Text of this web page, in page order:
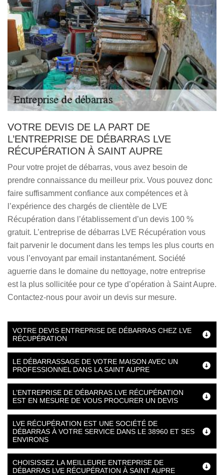
VOTRE DEVIS DE LA PART DE
L’ENTREPRISE DE DÉBARRAS LVE
RÉCUPÉRATION À SAINT AUPRE
Pour votre projet de débarras, vous avez besoin de
prendre connaissance du meilleur prix. Vous pouvez donc
faire suffisamment confiance aux compétences et à
l’expérience des chargés de clientèle de LVE
Récupération dans l’établissement d’un devis 100 %
gratuit. L’entreprise de débarras LVE Récupération vous
fait parvenir le document dans les temps les plus courts en
vous l’envoyant par email instantanément. Société
aguerrie dans le domaine du nettoyage, notre entreprise
est la plus sollicitée pour ce type d’opération à Saint Aupre.
Contactez-nous pour avoir un devis sur mesure.
VOTRE DEVIS ENTREPRISE DE DÉBARRAS CHEZ LVE
RÉCUPÉRATION
LE DÉBARRASSAGE DE VOTRE MAISON AVEC UN
PROFESSIONNEL DANS LA SAINT AUPRE
L’ENTREPRISE DE DÉBARRAS LVE RÉCUPÉRATION
EST EN MESURE DE VOUS PROCURER UN DEVIS
LVE RÉCUPÉRATION EST UNE SOCIÉTÉ DE
DÉBARRAS À VOTRE SERVICE DANS LE 38960 ET SES
ENVIRONS
CHOISISSEZ LA MEILLEURE ENTREPRISE DE
DÉBARRAS LVE RÉCUPÉRATION À SAINT AUPRE